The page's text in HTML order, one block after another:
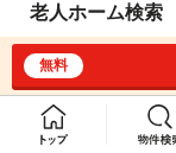
老人ホーム検索
賃貸物件検索
賃貸管理委託
無料